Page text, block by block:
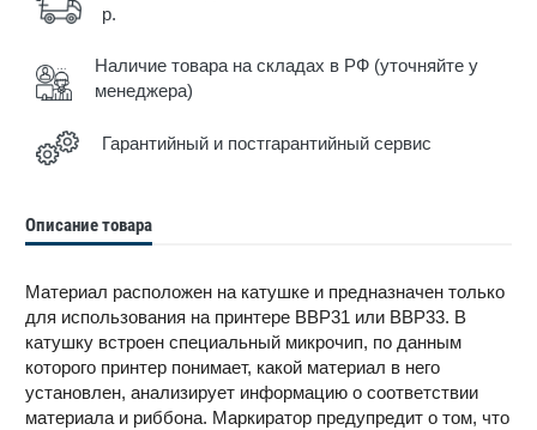
р.
Наличие товара на складах в РФ (уточняйте у
менеджера)
Гарантийный и постгарантийный сервис
Описание товара
Материал расположен на катушке и предназначен только
для использования на принтере BBP31 или BBP33. В
катушку встроен специальный микрочип, по данным
которого принтер понимает, какой материал в него
установлен, анализирует информацию о соответствии
материала и риббона. Маркиратор предупредит о том, что